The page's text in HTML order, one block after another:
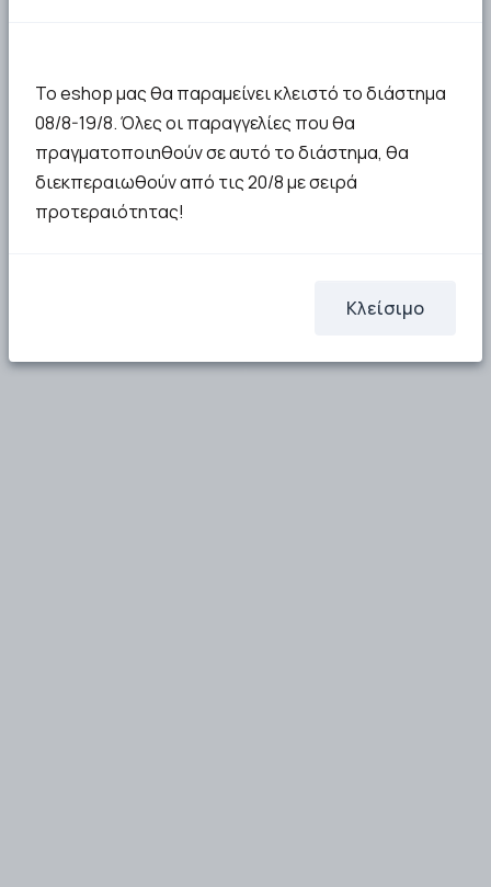
Το eshop μας θα παραμείνει κλειστό το διάστημα
08/8-19/8. Όλες οι παραγγελίες που θα
πραγματοποιηθούν σε αυτό το διάστημα, θα
διεκπεραιωθούν από τις 20/8 με σειρά
προτεραιότητας!
Κλείσιμο